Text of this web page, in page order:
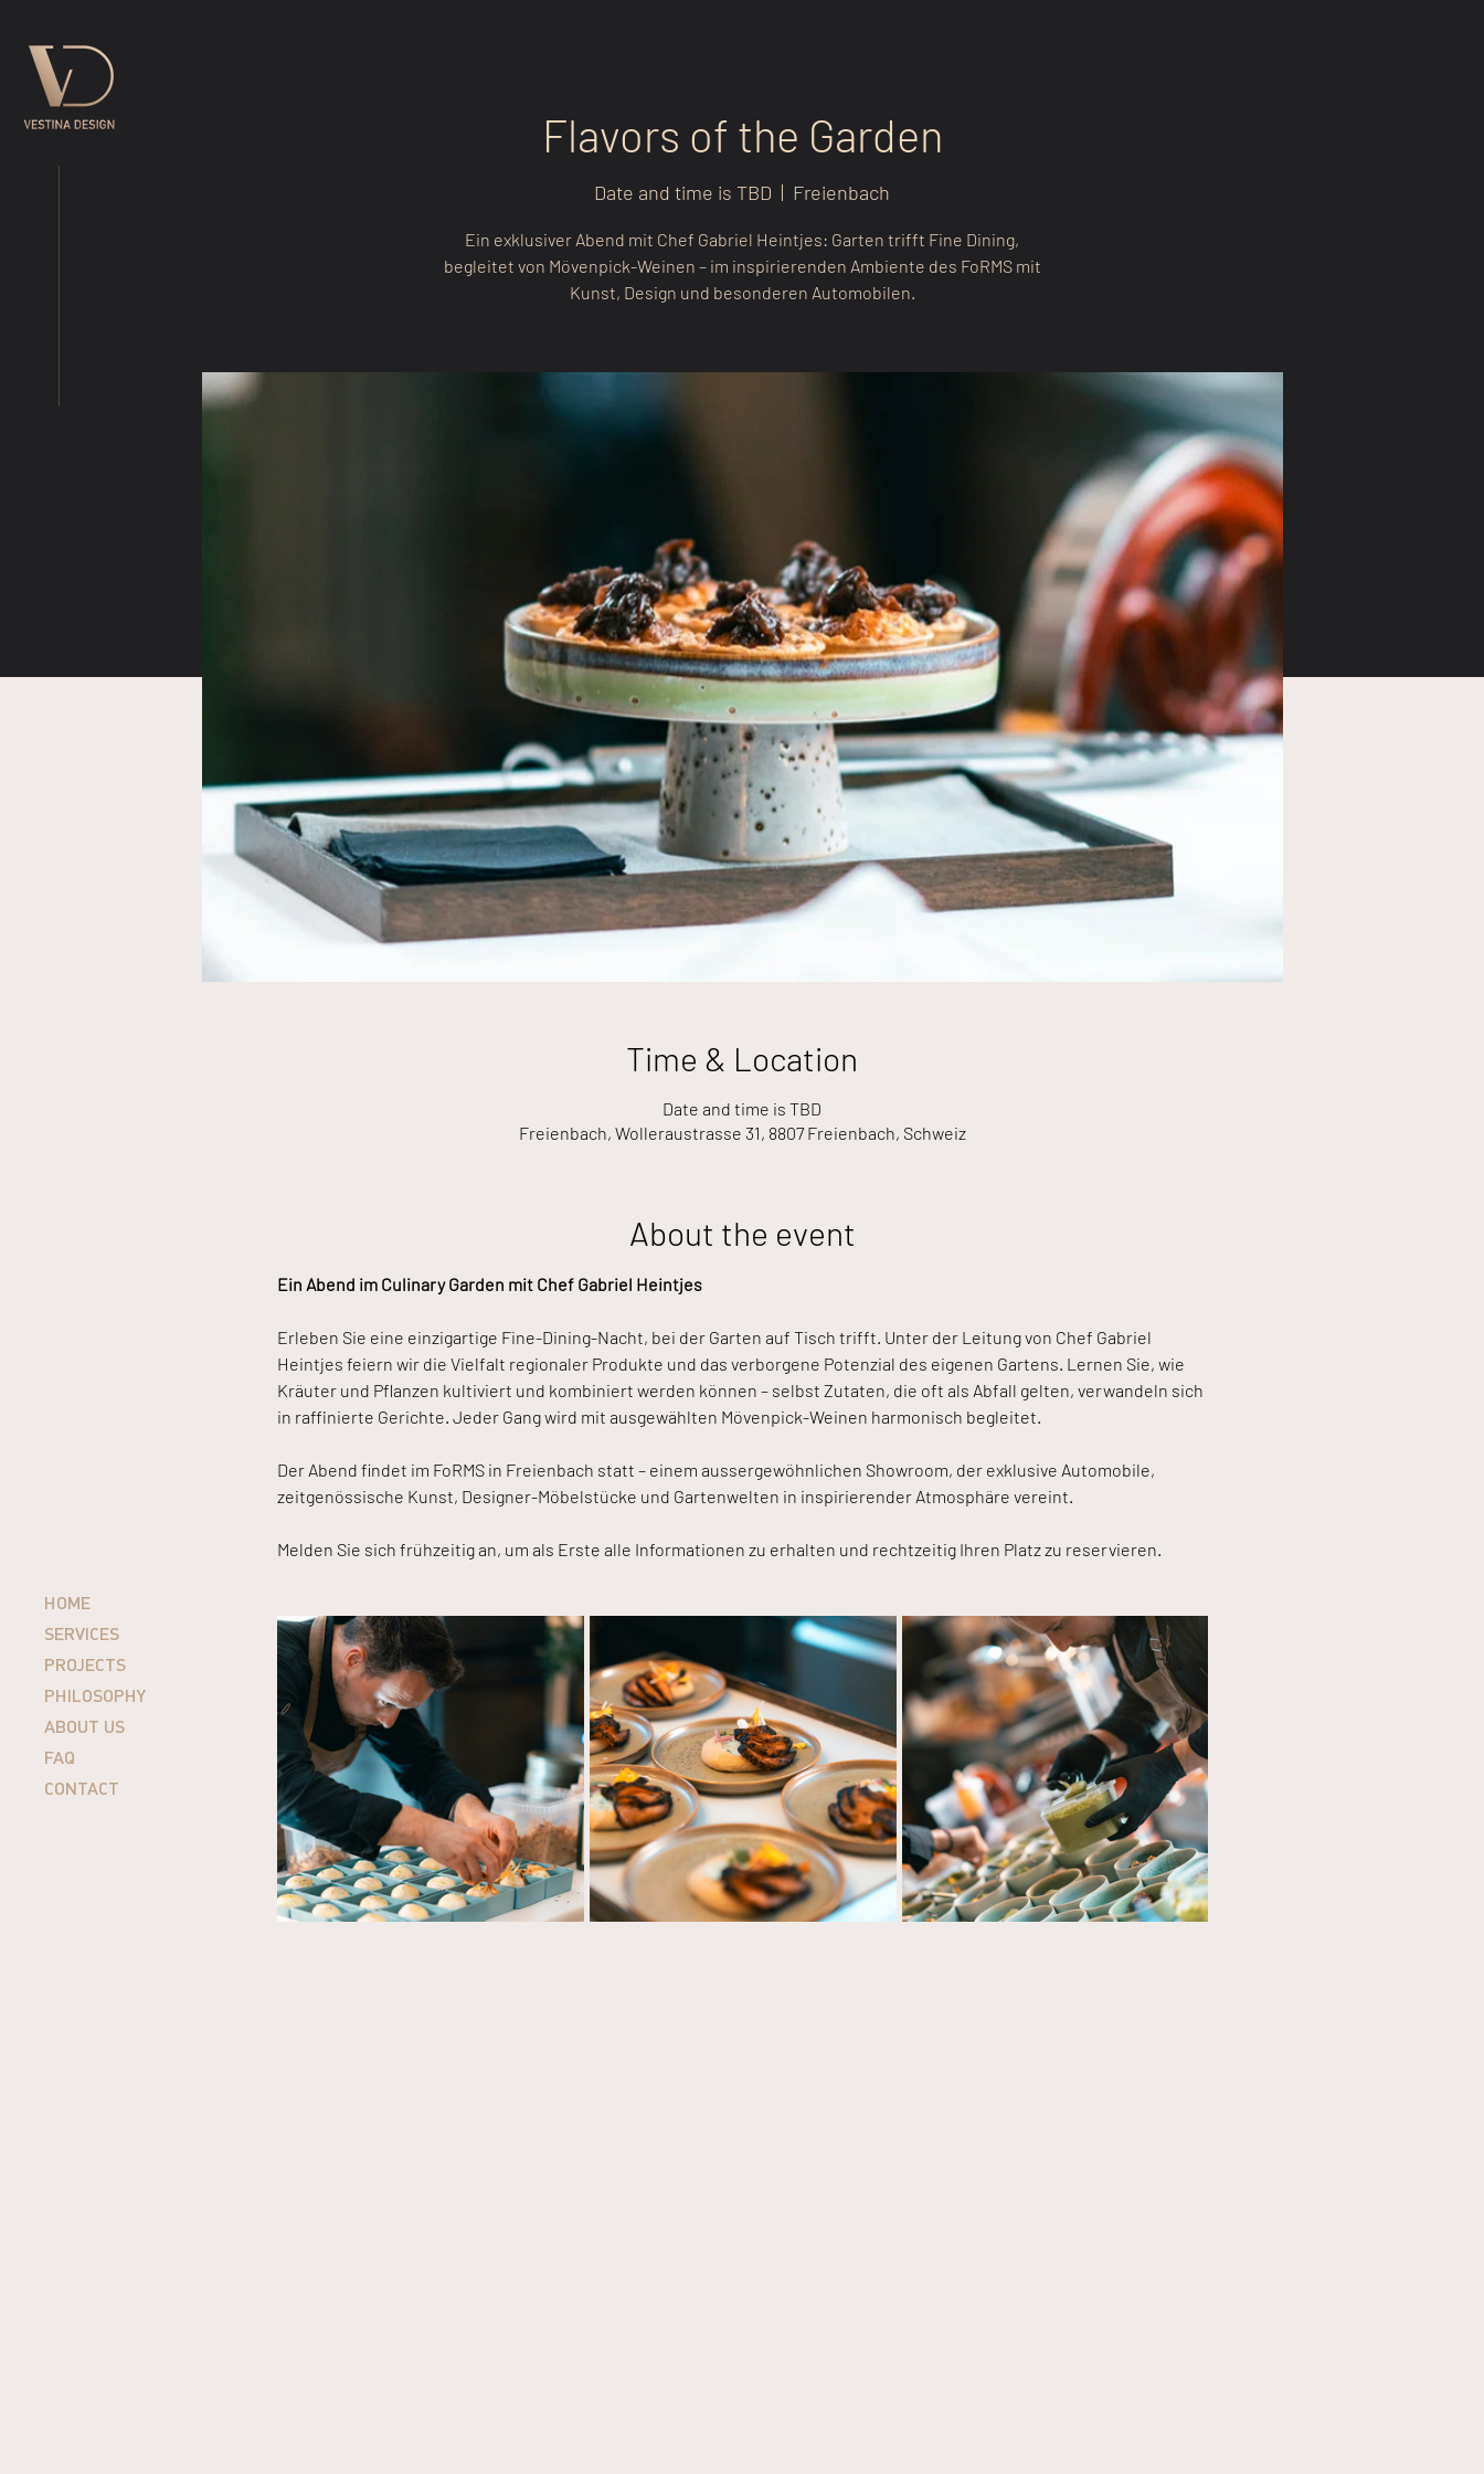
HOME
SERVICES
PROJECTS
PHILOSOPHY
ABOUT US
FAQ
CONTACT
Flavors of the Garden
Date and time is TBD
  |
Freienbach
Ein exklusiver Abend mit Chef Gabriel Heintjes: Garten trifft Fine Dining,
begleitet von Mövenpick-Weinen – im inspirierenden Ambiente des FoRMS mit
Kunst, Design und besonderen Automobilen.
Time & Location
Date and time is TBD
Freienbach, Wolleraustrasse 31, 8807 Freienbach, Schweiz
About the event
Ein Abend im Culinary Garden mit Chef Gabriel Heintjes
Erleben Sie eine einzigartige Fine-Dining-Nacht, bei der Garten auf Tisch trifft. Unter der Leitung von Chef Gabriel
Heintjes feiern wir die Vielfalt regionaler Produkte und das verborgene Potenzial des eigenen Gartens. Lernen Sie, wie
Kräuter und Pflanzen kultiviert und kombiniert werden können – selbst Zutaten, die oft als Abfall gelten, verwandeln sich
in raffinierte Gerichte. Jeder Gang wird mit ausgewählten Mövenpick-Weinen harmonisch begleitet.
Der Abend findet im FoRMS in Freienbach statt – einem aussergewöhnlichen Showroom, der exklusive Automobile,
zeitgenössische Kunst, Designer-Möbelstücke und Gartenwelten in inspirierender Atmosphäre vereint.
Melden Sie sich frühzeitig an, um als Erste alle Informationen zu erhalten und rechtzeitig Ihren Platz zu reservieren.